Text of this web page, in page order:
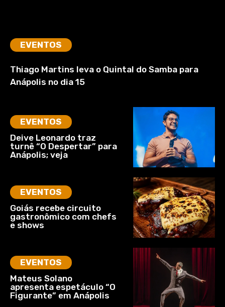
EVENTOS
Thiago Martins leva o Quintal do Samba para
Anápolis no dia 15
EVENTOS
Deive Leonardo traz
turnê “O Despertar” para
Anápolis; veja
EVENTOS
Goiás recebe circuito
gastronômico com chefs
e shows
EVENTOS
Mateus Solano
apresenta espetáculo “O
Figurante” em Anápolis